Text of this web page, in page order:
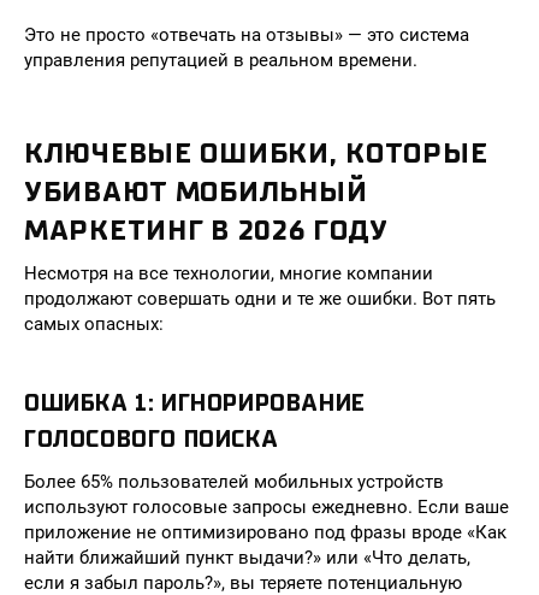
Это не просто «отвечать на отзывы» — это система
управления репутацией в реальном времени.
КЛЮЧЕВЫЕ ОШИБКИ, КОТОРЫЕ
УБИВАЮТ МОБИЛЬНЫЙ
МАРКЕТИНГ В 2026 ГОДУ
Несмотря на все технологии, многие компании
продолжают совершать одни и те же ошибки. Вот пять
самых опасных:
ОШИБКА 1: ИГНОРИРОВАНИЕ
ГОЛОСОВОГО ПОИСКА
Более 65% пользователей мобильных устройств
используют голосовые запросы ежедневно. Если ваше
приложение не оптимизировано под фразы вроде «Как
найти ближайший пункт выдачи?» или «Что делать,
если я забыл пароль?», вы теряете потенциальную